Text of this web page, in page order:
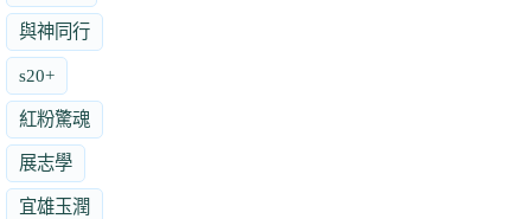
與神同行
s20+
紅粉驚魂
展志學
宜雄玉潤